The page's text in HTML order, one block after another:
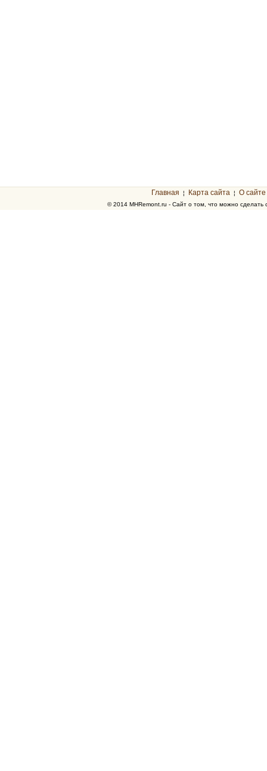
Главная ¦ Карта сайта ¦ О сайте
© 2014 MHRemont.ru - Сайт о том, что можно сделать